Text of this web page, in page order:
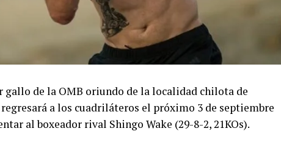
de la OMB oriundo de la localidad chilota de
regresará a los cuadriláteros el próximo 3 de septiembre
al boxeador rival Shingo Wake (29-8-2, 21KOs).